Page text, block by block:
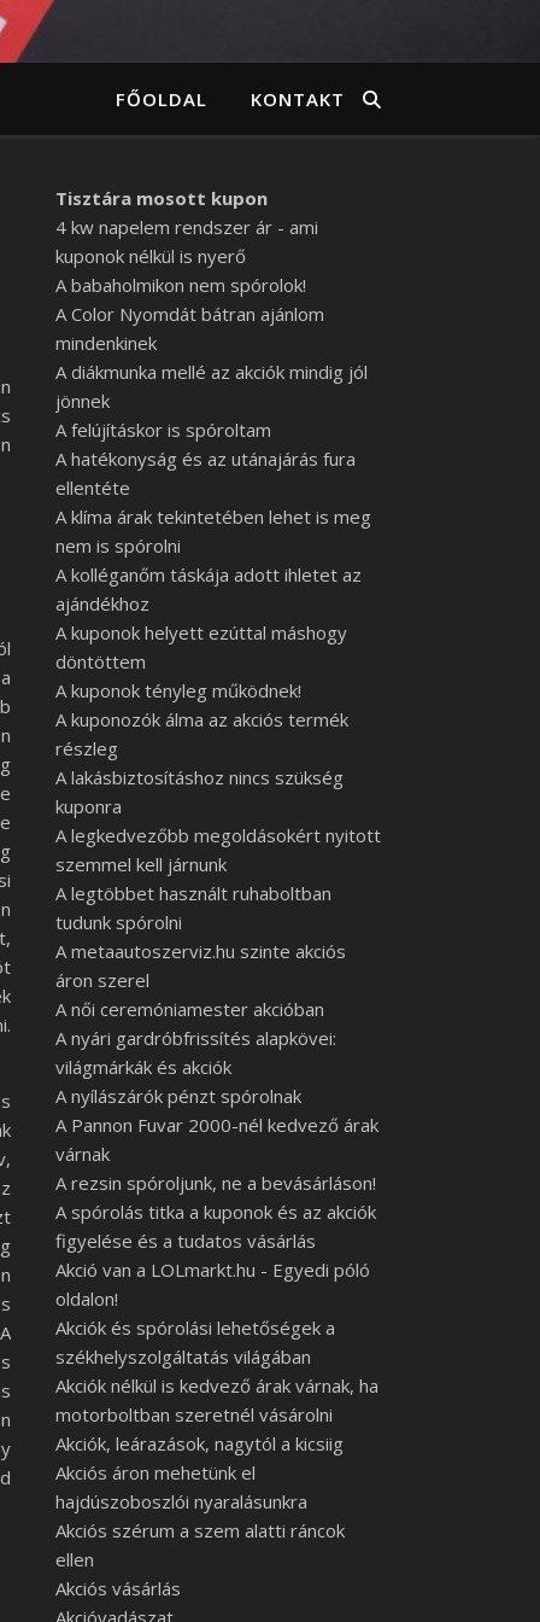
FŐOLDAL KONTAKT
Tisztára mosott kupon
4 kw napelem rendszer ár - ami
kuponok nélkül is nyerő
A babaholmikon nem spórolok!
A Color Nyomdát bátran ajánlom
mindenkinek
A diákmunka mellé az akciók mindig jól
jönnek
A felújításkor is spóroltam
A hatékonyság és az utánajárás fura
ellentéte
A klíma árak tekintetében lehet is meg
nem is spórolni
A kolléganőm táskája adott ihletet az
ajándékhoz
A kuponok helyett ezúttal máshogy
döntöttem
A kuponok tényleg működnek!
A kuponozók álma az akciós termék
részleg
A lakásbiztosításhoz nincs szükség
kuponra
A legkedvezőbb megoldásokért nyitott
szemmel kell járnunk
A legtöbbet használt ruhaboltban
tudunk spórolni
A metaautoszerviz.hu szinte akciós
áron szerel
A női ceremóniamester akcióban
A nyári gardróbfrissítés alapkövei:
világmárkák és akciók
A nyílászárók pénzt spórolnak
A Pannon Fuvar 2000-nél kedvező árak
várnak
A rezsin spóroljunk, ne a bevásárláson!
A spórolás titka a kuponok és az akciók
figyelése és a tudatos vásárlás
Akció van a LOLmarkt.hu - Egyedi póló
oldalon!
Akciók és spórolási lehetőségek a
székhelyszolgáltatás világában
Akciók nélkül is kedvező árak várnak, ha
motorboltban szeretnél vásárolni
Akciók, leárazások, nagytól a kicsiig
Akciós áron mehetünk el
hajdúszoboszlói nyaralásunkra
Akciós szérum a szem alatti ráncok
ellen
Akciós vásárlás
Akcióvadászat